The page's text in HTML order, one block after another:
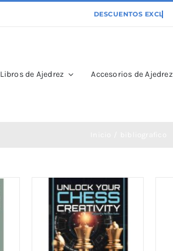
Libros de Ajedrez Accesorios de Ajedrez